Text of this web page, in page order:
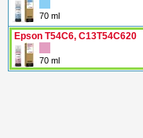
70 ml
Epson T54C6, C13T54C620
70 ml